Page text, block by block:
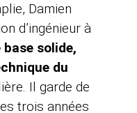
Damien
d’ingénieur à
base solide,
du
Il garde de
trois années